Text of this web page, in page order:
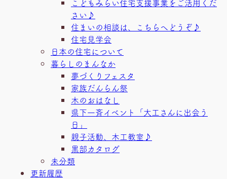
こどもみらい住宅支援事業をご活用くだ
さい♪
住まいの相談は、こちらへどうぞ♪
住宅見学会
日本の住宅について
暮らしのまんなか
夢づくりフェスタ
家族だんらん祭
木のおはなし
県下一斉イベント「大工さんに出会う
日」
親子活動、木工教室♪
黒部カタログ
未分類
更新履歴